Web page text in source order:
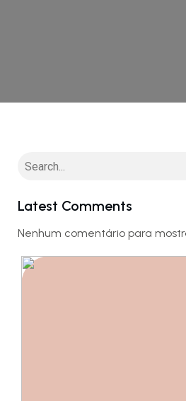
Latest Comments
Nenhum comentário para